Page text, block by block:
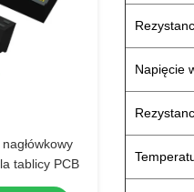
tablicy PCB
Napięcie